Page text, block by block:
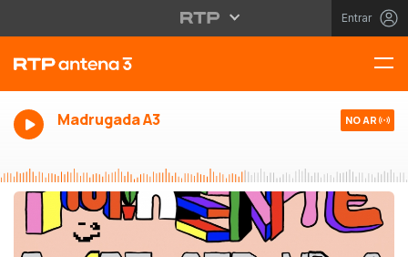
Entrar
Madrugada A3 NO AR